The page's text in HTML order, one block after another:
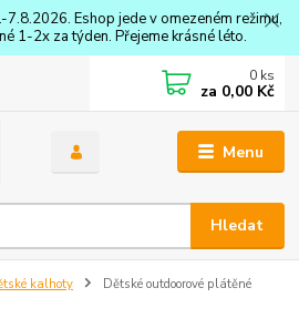
Eshop jede v omezeném režimu,
1-2x za týden. Přejeme krásné léto.
Menu
Hledat
0 ks
za 0,00 Kč
kalhoty
Dětské outdoorové plátěné